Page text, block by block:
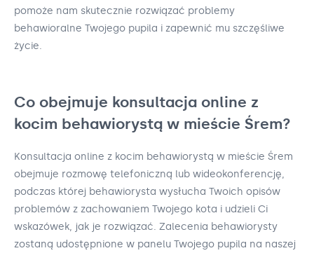
pomoże nam skutecznie rozwiązać problemy
behawioralne Twojego pupila i zapewnić mu szczęśliwe
życie.
Co obejmuje konsultacja online z
kocim behawiorystą w mieście Śrem?
Konsultacja online z kocim behawiorystą w mieście Śrem
obejmuje rozmowę telefoniczną lub wideokonferencję,
podczas której behawiorysta wysłucha Twoich opisów
problemów z zachowaniem Twojego kota i udzieli Ci
wskazówek, jak je rozwiązać. Zalecenia behawiorysty
zostaną udostępnione w panelu Twojego pupila na naszej